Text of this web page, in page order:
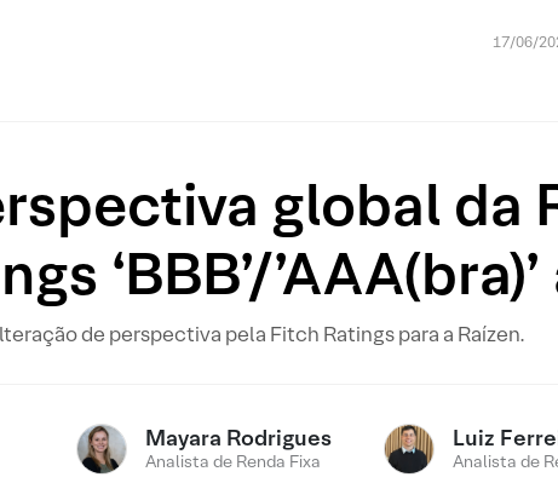
17/06/
global da
‘BBB’/
de perspectiva pela Fitch Ratings para a Raízen.
Mayara Rodrigues
Analista de Renda Fixa
Luiz
Analista de